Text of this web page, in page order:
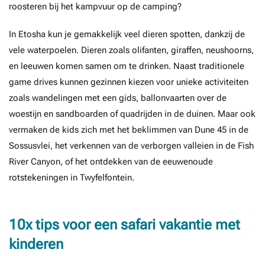
roosteren bij het kampvuur op de camping?
In Etosha kun je gemakkelijk veel dieren spotten, dankzij de
vele waterpoelen. Dieren zoals olifanten, giraffen, neushoorns,
en leeuwen komen samen om te drinken. Naast traditionele
game drives kunnen gezinnen kiezen voor unieke activiteiten
zoals wandelingen met een gids, ballonvaarten over de
woestijn en sandboarden of quadrijden in de duinen. Maar ook
vermaken de kids zich met het beklimmen van Dune 45 in de
Sossusvlei, het verkennen van de verborgen valleien in de Fish
River Canyon, of het ontdekken van de eeuwenoude
rotstekeningen in Twyfelfontein.
10x tips voor een safari vakantie met
kinderen